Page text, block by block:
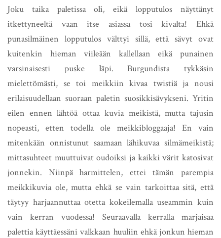
Joku taika paletissa oli, eikä lopputulos näyttänyt
itkettyneeltä vaan itse asiassa tosi kivalta! Ehkä
punasilmäinen lopputulos välttyi sillä, että sävyt ovat
kuitenkin hieman viileään kallellaan eikä punainen
varsinaisesti puske läpi. Burgundista tykkäsin
mielettömästi, se toi meikkiin kivaa twistiä ja nousi
erilaisuudellaan suoraan paletin suosikkisävykseni. Yritin
eilen ennen lähtöä ottaa kuvia meikistä, mutta tajusin
nopeasti, etten todella ole meikkibloggaaja! En vain
mitenkään onnistunut saamaan lähikuvaa silmämeikistä;
mittasuhteet muuttuivat oudoiksi ja kaikki värit katosivat
jonnekin. Niinpä harmittelen, ettei tämän parempia
meikkikuvia ole, mutta ehkä se vain tarkoittaa sitä, että
täytyy harjaannuttaa otetta kokeilemalla useammin kuin
vain kerran vuodessa! Seuraavalla kerralla marjaisaa
palettia käyttäessäni valkkaan huuliin ehkä jonkun hieman